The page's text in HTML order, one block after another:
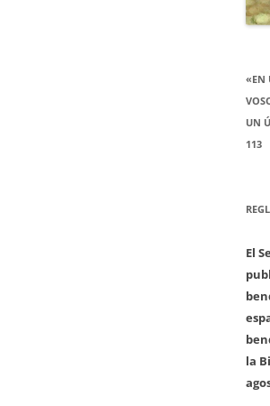
«EN
UN
113
El
la